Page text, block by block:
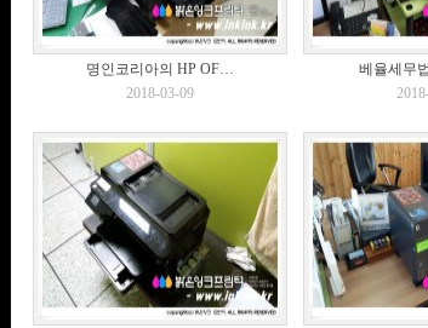
명인코리아의 HP OF…
2018-03-09
베율세무